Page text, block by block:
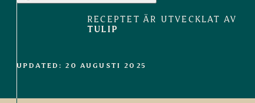
RECEPTET ÄR UTVECKLAT AV
TULIP
UPDATED: 20 AUGUSTI 2025